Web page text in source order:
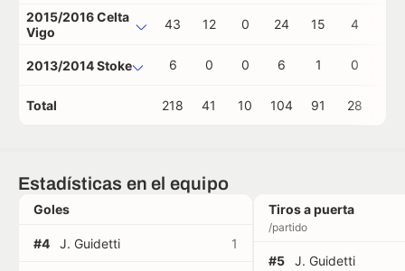
2015/2016 Celta
Vigo
43 12 0 24 15 4
2013/2014 Stoke 6 0 0 6 1 0
Total 218 41 10 104 91 28
Estadísticas en el equipo
Goles
#4 J. Guidetti 1
Tiros a puerta
/partido
#5 J. Guidetti